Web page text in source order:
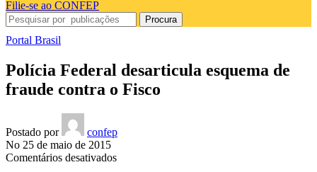
Filie-se ao CONFEP
Procura
Portal Brasil
Polícia Federal desarticula esquema de
fraude contra o Fisco
Postado por
confep
No 25 de maio de 2015
Comentários desativadosem